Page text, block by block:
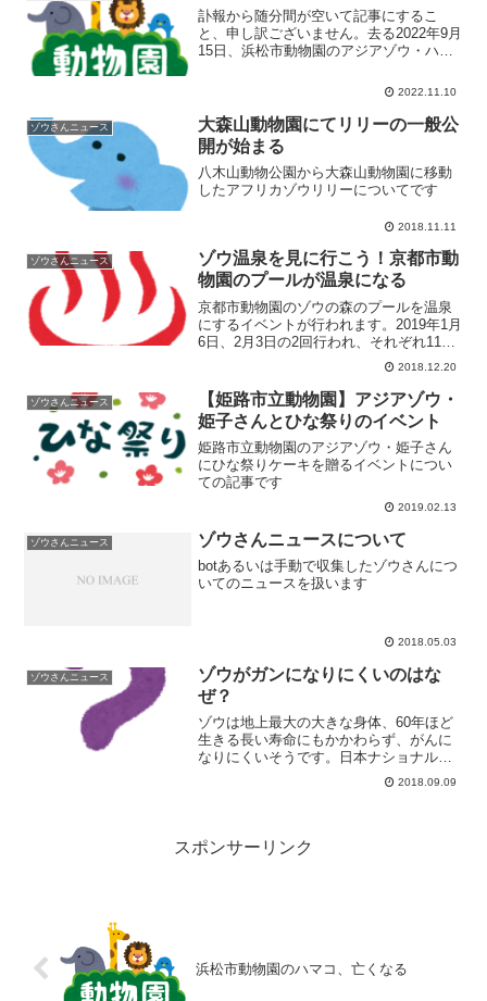
訃報から随分間が空いて記事にするこ
と、申し訳ございません。去る2022年9月
15日、浜松市動物園のアジアゾウ・ハマ
に際していつでも別れは辛いものです…
画 pic.t...
2022.11.10
ゾウさんニュース
大森山動物園にてリリーの一般公
開が始まる
八木山動物公園から大森山動物園に移動
したアフリカゾウリリーについてです
2018.11.11
ゾウさんニュース
ゾウ温泉を見に行こう！京都市動
物園のプールが温泉になる
京都市動物園のゾウの森のプールを温泉
にするイベントが行われます。2019年1月
6日、2月3日の2回行われ、それぞれ11時
～30分程度です。寒い中ですが、温泉で
温まるゾウを見て心を温めませんか？
2018.12.20
ゾウさんニュース
【姫路市立動物園】アジアゾウ・
姫子さんとひな祭りのイベント
姫路市立動物園のアジアゾウ・姫子さん
にひな祭りケーキを贈るイベントについ
ての記事です
2019.02.13
ゾウさんニュース ゾウさんニュースについて
botあるいは手動で収集したゾウさんにつ
いてのニュースを扱います
2018.05.03
ゾウさんニュース
ゾウがガンになりにくいのはな
ぜ？
ゾウは地上最大の大きな身体、60年ほど
生きる長い寿命にもかかわらず、がんに
なりにくいそうです。日本ナショナルジ
オグラフィックの記事によると、その理
由の一つが 「医者のような役割の遺伝
2018.09.09
スポンサーリンク
浜松市動物園のハマコ、亡くなる